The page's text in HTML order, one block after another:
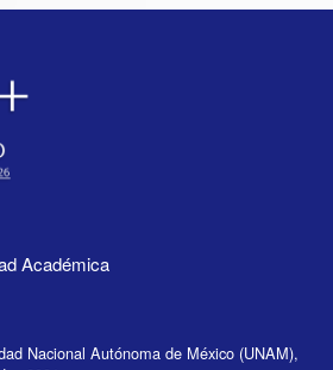
Académica
Nacional Autónoma de México (UNAM),